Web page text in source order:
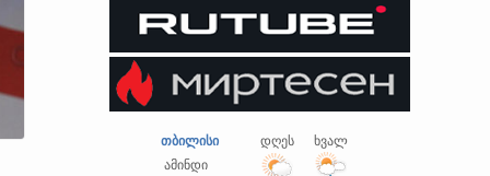
თბილისი დღეს
ხვალ
ამინდი